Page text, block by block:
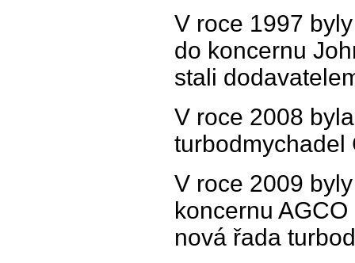
V roce 1997
do koncernu
stali
V roce 2008
turbodmychadel
V roce 2009
koncernu
nová řada